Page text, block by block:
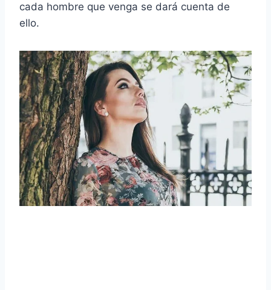
cada hombre que venga se dará cuenta de
ello.